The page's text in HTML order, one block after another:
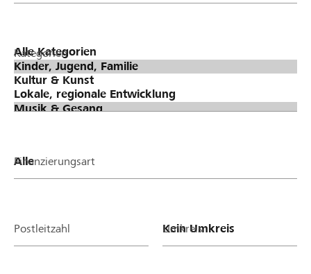
Kategorien
Finanzierungsart
Postleitzahl Umkreis